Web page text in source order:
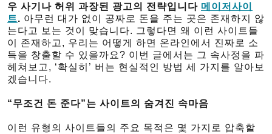
우 사기나 허위 과장된 광고의 전략입니다 메이저사이
트. 아무런 대가 없이 공짜로 돈을 주는 곳은 존재하지 않
는다고 보는 것이 맞습니다. 그렇다면 왜 이런 사이트들
이 존재하고, 우리는 어떻게 하면 온라인에서 진짜로 소
득을 창출할 수 있을까요? 이번 글에서는 그 속사정을 파
헤쳐보고, ‘확실히’ 버는 현실적인 방법 세 가지를 알아보
겠습니다.
“무조건 돈 준다”는 사이트의 숨겨진 속마음
이런 유형의 사이트들의 주요 목적은 몇 가지로 압축할